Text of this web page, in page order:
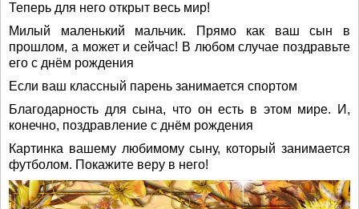
Теперь для него открыт весь мир!
Милый маленький мальчик. Прямо как ваш сын в
прошлом, а может и сейчас! В любом случае поздравьте
его с днём рождения
Если ваш классный парень занимается спортом
Благодарность для сына, что он есть в этом мире. И,
конечно, поздравление с днём рождения
Картинка вашему любимому сыну, который занимается
футболом. Покажите веру в него!